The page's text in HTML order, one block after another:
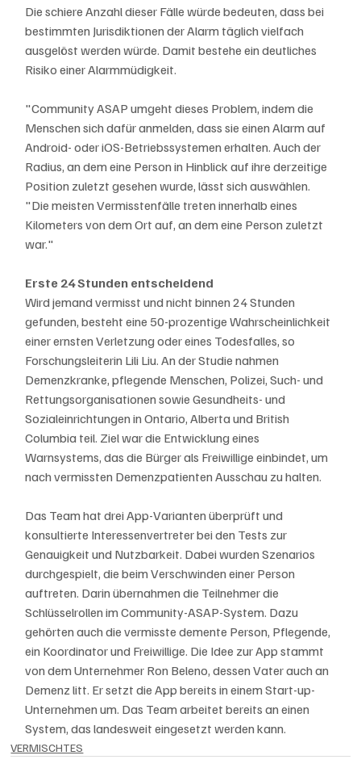
Die schiere Anzahl dieser Fälle würde bedeuten, dass bei
bestimmten Jurisdiktionen der Alarm täglich vielfach
ausgelöst werden würde. Damit bestehe ein deutliches
Risiko einer Alarmmüdigkeit.
"Community ASAP umgeht dieses Problem, indem die
Menschen sich dafür anmelden, dass sie einen Alarm auf
Android- oder iOS-Betriebssystemen erhalten. Auch der
Radius, an dem eine Person in Hinblick auf ihre derzeitige
Position zuletzt gesehen wurde, lässt sich auswählen.
"Die meisten Vermisstenfälle treten innerhalb eines
Kilometers von dem Ort auf, an dem eine Person zuletzt
war."
Erste 24 Stunden entscheidend
Wird jemand vermisst und nicht binnen 24 Stunden
gefunden, besteht eine 50-prozentige Wahrscheinlichkeit
einer ernsten Verletzung oder eines Todesfalles, so
Forschungsleiterin Lili Liu. An der Studie nahmen
Demenzkranke, pflegende Menschen, Polizei, Such- und
Rettungsorganisationen sowie Gesundheits- und
Sozialeinrichtungen in Ontario, Alberta und British
Columbia teil. Ziel war die Entwicklung eines
Warnsystems, das die Bürger als Freiwillige einbindet, um
nach vermissten Demenzpatienten Ausschau zu halten.
Das Team hat drei App-Varianten überprüft und
konsultierte Interessenvertreter bei den Tests zur
Genauigkeit und Nutzbarkeit. Dabei wurden Szenarios
durchgespielt, die beim Verschwinden einer Person
auftreten. Darin übernahmen die Teilnehmer die
Schlüsselrollen im Community-ASAP-System. Dazu
gehörten auch die vermisste demente Person, Pflegende,
ein Koordinator und Freiwillige. Die Idee zur App stammt
von dem Unternehmer Ron Beleno, dessen Vater auch an
Demenz litt. Er setzt die App bereits in einem Start-up-
Unternehmen um. Das Team arbeitet bereits an einen
System, das landesweit eingesetzt werden kann.
VERMISCHTES